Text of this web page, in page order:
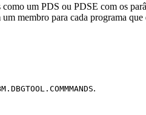
um PDS ou PDSE com os
membro para cada programa que
.